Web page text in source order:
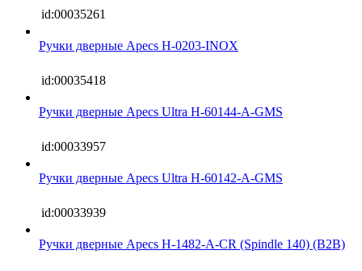
id:00035261
Ручки дверные Apecs H-0203-INOX
id:00035418
Ручки дверные Apecs Ultra H-60144-A-GMS
id:00033957
Ручки дверные Apecs Ultra H-60142-A-GMS
id:00033939
Ручки дверные Apecs H-1482-A-CR (Spindle 140) (B2B)